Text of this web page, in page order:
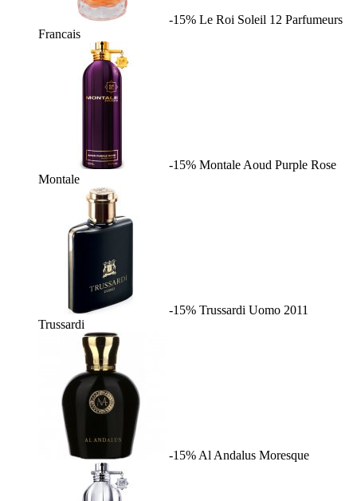
-15% Le Roi Soleil 12 Parfumeurs
Francais
-15% Montale Aoud Purple Rose
Montale
-15% Trussardi Uomo 2011
Trussardi
-15% Al Andalus Moresque